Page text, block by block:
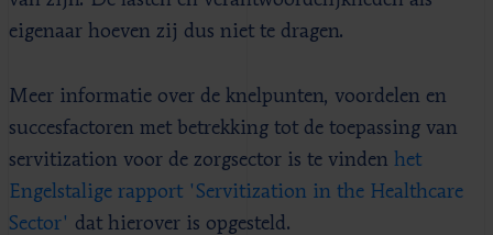
eigenaar hoeven zij dus niet te dragen.
Meer informatie over de knelpunten, voordelen en
succesfactoren met betrekking tot de toepassing van
servitization voor de zorgsector is te vinden het
Engelstalige rapport 'Servitization in the Healthcare
Sector' dat hierover is opgesteld.